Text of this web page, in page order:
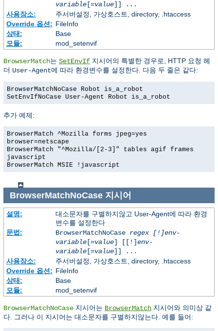
variable[=value]] ...
사용장소:
주서버설정, 가상호스트, directory, .htaccess
Override 옵션: FileInfo
상태:
Base
모듈:
mod_setenvif
BrowserMatch는 SetEnvIf 지시어의 특별한 경우로, HTTP 요청 헤
더 User-Agent에 따라 환경변수를 설정한다. 다음 두 줄은 같다:
BrowserMatchNoCase Robot is_a_robot
SetEnvIfNoCase User-Agent Robot is_a_robot
추가 예제:
BrowserMatch ^Mozilla forms jpeg=yes
browser=netscape
BrowserMatch "^Mozilla/[2-3]" tables agif frames
javascript
BrowserMatch MSIE !javascript
BrowserMatchNoCase지시어
설명:
대소문자를 구별하지않고 User-Agent에 따라 환경
변수를 설정한다
문법:
BrowserMatchNoCase regex [!]env-
variable[=value] [[!]env-
variable[=value]] ...
사용장소:
주서버설정, 가상호스트, directory, .htaccess
Override 옵션: FileInfo
상태:
Base
모듈:
mod_setenvif
BrowserMatchNoCase 지시어는 BrowserMatch 지시어와 의미상 같
다. 그러나 이 지시어는 대소문자를 구별하지않는다. 예를 들어: